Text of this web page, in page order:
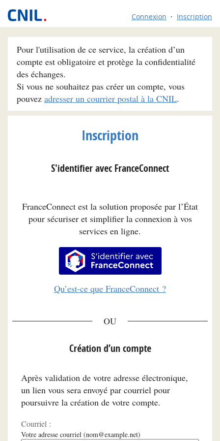
Connexion Inscription
Pour l'utilisation de ce service, la création d’un
compte est obligatoire et protège la confidentialité
des échanges.
Si vous ne souhaitez pas créer un compte, vous
pouvez adresser un courrier postal à la CNIL.
Inscription
S'identifier avec FranceConnect
FranceConnect est la solution proposée par l’État
pour sécuriser et simplifier la connexion à vos
services en ligne.
S’identifier avec
Qu’est-ce que FranceConnect ?
Création d’un compte
Après validation de votre adresse électronique,
un lien vous sera envoyé par courriel pour
poursuivre la création de votre compte.
Courriel :
Votre adresse courriel (nom@example.net)